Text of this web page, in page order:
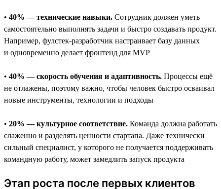
• 40% — технические навыки. Сотрудник должен уметь
самостоятельно выполнять задачи и быстро создавать продукт.
Например, фулстек-разработчик настраивает базу данных
и одновременно делает фронтенд для MVP
• 40% — скорость обучения и адаптивность. Процессы ещё
не отлажены, поэтому важно, чтобы человек быстро осваивал
новые инструменты, технологии и подходы
• 20% — культурное соответствие. Команда должна работать
слаженно и разделять ценности стартапа. Даже технически
сильный специалист, у которого не получается поддерживать
командную работу, может замедлить запуск продукта
Этап роста после первых клиентов